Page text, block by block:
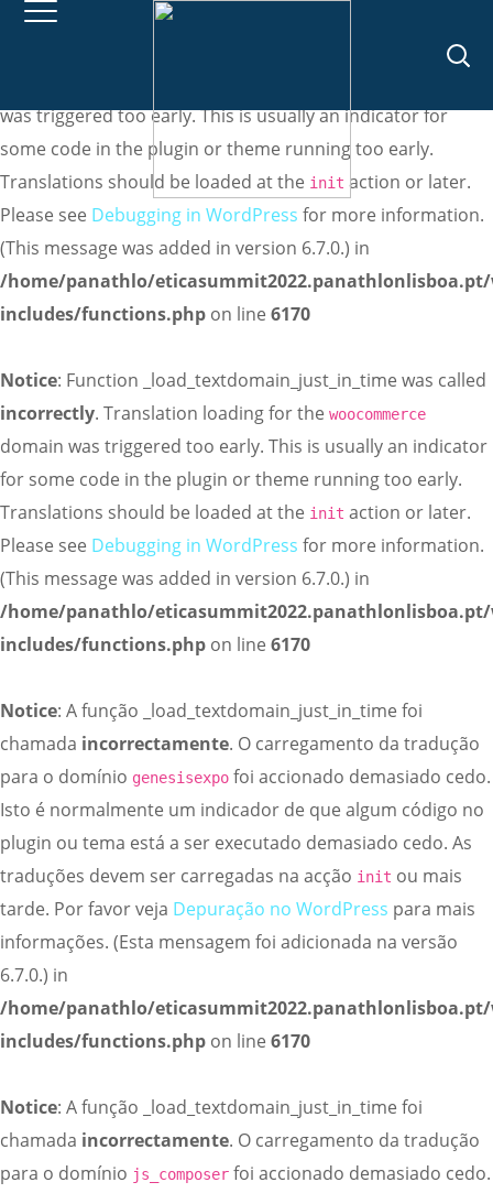
: Function _load_textdomain_just_in_time was called
was triggered too early. This is usually an indicator for
some code in the plugin or theme running too early.
Translations should be loaded at the init action or later.
Please see Debugging in WordPress for more information.
(This message was added in version 6.7.0.) in
/home/panathlo/
includes/functions.php on line 6170
Notice: Function _load_textdomain_just_in_time was called
incorrectly. Translation loading for the woocommerce
domain was triggered too early. This is usually an indicator
for some code in the plugin or theme running too early.
Translations should be loaded at the init action or later.
Please see Debugging in WordPress for more information.
(This message was added in version 6.7.0.) in
/home/panathlo/
includes/functions.php on line 6170
Notice: A função _load_textdomain_just_in_time foi
chamada incorrectamente. O carregamento da tradução
para o domínio genesisexpo foi accionado demasiado cedo.
Isto é normalmente um indicador de que algum código no
plugin ou tema está a ser executado demasiado cedo. As
traduções devem ser carregadas na acção init ou mais
tarde. Por favor veja Depuração no WordPress para mais
informações. (Esta mensagem foi adicionada na versão
6.7.0.) in
/home/panathlo/
includes/functions.php on line 6170
Notice: A função _load_textdomain_just_in_time foi
chamada incorrectamente. O carregamento da tradução
para o domínio js_composer foi accionado demasiado cedo.